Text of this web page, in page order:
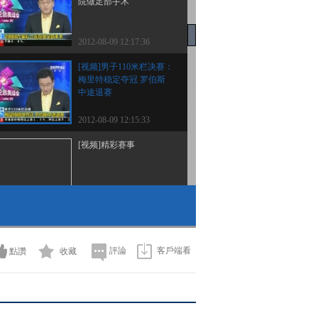
2012-08-09 12:17:36
[视频]男子110米栏决赛：
梅里特稳定夺冠 罗伯斯
中途退赛
2012-08-09 12:15:33
[视频]精彩赛事
2012-08-09 12:09:10
[视频]国家统计局：7月
點讚 收藏 評論 客戶端看